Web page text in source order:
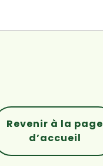
Revenir à la page
d’accueil